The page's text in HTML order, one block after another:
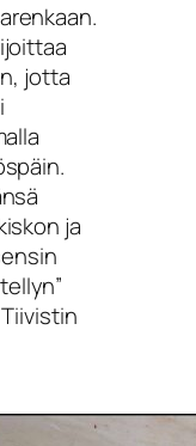
jotta
ja